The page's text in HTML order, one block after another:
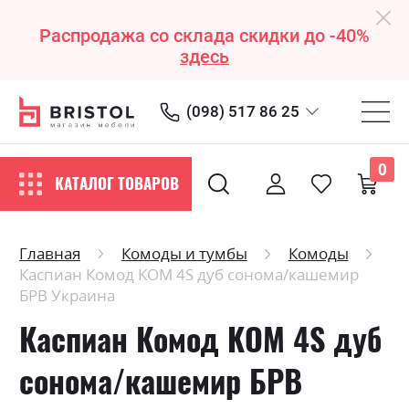
Распродажа со склада скидки до -40%
здесь
(098) 517 86 25
КАТАЛОГ ТОВАРОВ
0
Главная Комоды и тумбы
Комоды
Каспиан Комод KOM 4S дуб сонома/кашемир
БРВ Украина
Каспиан Комод KOM 4S дуб
сонома/кашемир БРВ